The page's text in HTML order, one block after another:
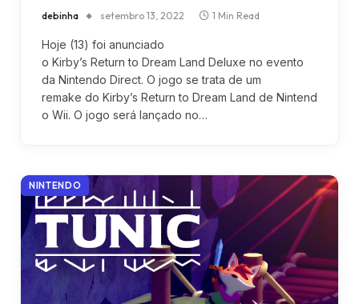
debinha setembro 13, 2022 1 Min Read
Hoje (13) foi anunciado
o Kirby’s Return to Dream Land Deluxe no evento
da Nintendo Direct. O jogo se trata de um
remake do Kirby’s Return to Dream Land de Nintend
o Wii. O jogo será lançado no…
NINTENDO